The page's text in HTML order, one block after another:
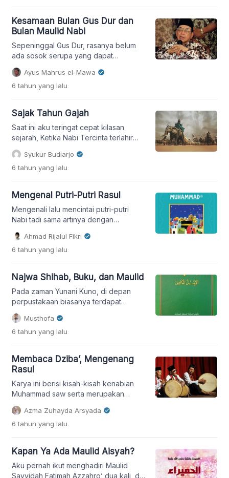
Kesamaan Bulan Gus Dur dan
Bulan Maulid Nabi
Sepeninggal Gus Dur, rasanya belum
ada sosok serupa yang dapat
memecah kebekuan politik dengan
budaya dan agama ala Gus Dur untuk
bangsa Indonesia.
Ayus Mahrus el-Mawa
6 tahun yang lalu
Sajak Tahun Gajah
Saat ini aku teringat cepat kilasan
sejarah, Ketika Nabi Tercinta terlahir
memikul amanah, Masa sepasukan
gajah dipimpin Raja Abrahah, Penuh
amarah hendak menghancurkan Kabah
Syukur Budiarjo
6 tahun yang lalu
Mengenal Putri-Putri Rasul
Mengenali lalu mencintai putri-putri
Nabi tadi sama artinya dengan
ayahanda mereka, Muhammad saw.
Ahmad Rijalul Fikri
6 tahun yang lalu
Najwa Shihab, Buku, dan Maulid
Pada zaman Yunani Kuno, di depan
perpustakaan biasanya terdapat
sebuah slogan yang tertulis, healing
place for the soul. Artinya,
perpustakaan menjadi tempat untuk
membaca, lewat wahyu pertama yang
turun, Iqra’.
Musthofa
6 tahun yang lalu
Membaca Dziba’, Mengenang
Rasul
Karya ini berisi kisah-kisah kenabian
Muhammad saw serta merupakan
kumpulan narasi dan syair yang
panjang. Biasanya umat Muslim akan
membacanya dengan menggunakan
ringan sekaligus enak didengar, serta
memberikan sensasi membahagiakan.
Azma Zuhayda Arsyada
6 tahun yang lalu
Kapan Ya Ada Maulid Aisyah?
Aku pernah ikut menghadiri Maulid
Sayyidah Fatimah Azzahro’ dua kali, di